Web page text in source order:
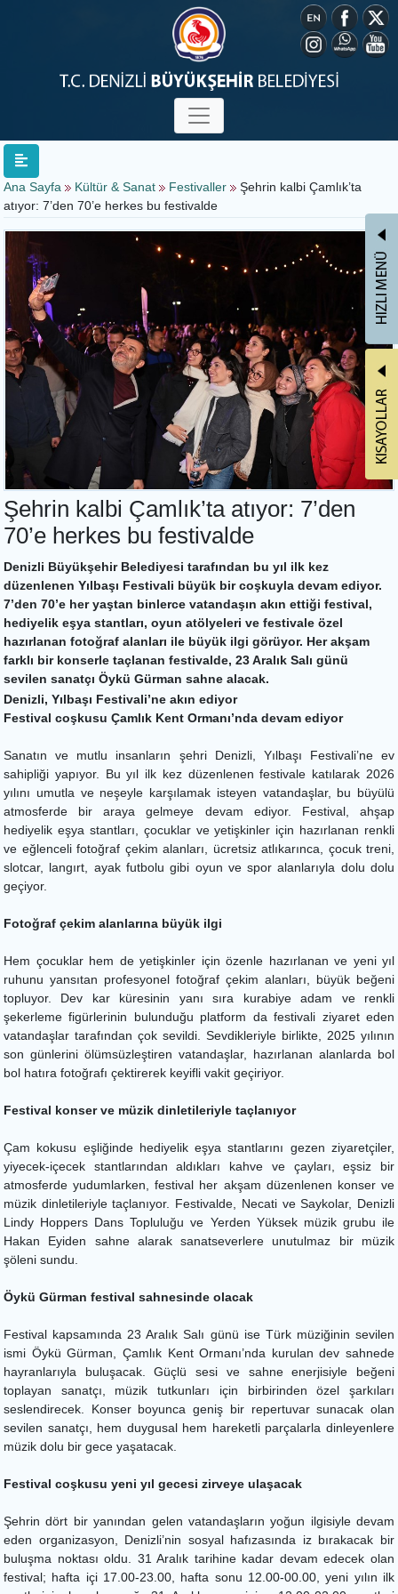
Ana Sayfa Kültür & Sanat Festivaller
Şehrin kalbi Çamlık’ta
atıyor: 7’den 70’e herkes bu festivalde
Şehrin kalbi Çamlık’ta atıyor: 7’den
70’e herkes bu festivalde
Denizli Büyükşehir Belediyesi tarafından bu yıl ilk kez
düzenlenen Yılbaşı Festivali büyük bir coşkuyla devam ediyor.
7’den 70’e her yaştan binlerce vatandaşın akın ettiği festival,
hediyelik eşya stantları, oyun atölyeleri ve festivale özel
hazırlanan fotoğraf alanları ile büyük ilgi görüyor. Her akşam
farklı bir konserle taçlanan festivalde, 23 Aralık Salı günü
sevilen sanatçı Öykü Gürman sahne alacak.
Denizli, Yılbaşı Festivali’ne akın ediyor
Festival coşkusu Çamlık Kent Ormanı’nda devam ediyor
Sanatın ve mutlu insanların şehri Denizli, Yılbaşı Festivali’ne ev
sahipliği yapıyor. Bu yıl ilk kez düzenlenen festivale katılarak 2026
yılını umutla ve neşeyle karşılamak isteyen vatandaşlar, bu büyülü
atmosferde bir araya gelmeye devam ediyor. Festival, ahşap
hediyelik eşya stantları, çocuklar ve yetişkinler için hazırlanan renkli
ve eğlenceli fotoğraf çekim alanları, ücretsiz atlıkarınca, çocuk treni,
slotcar, langırt, ayak futbolu gibi oyun ve spor alanlarıyla dolu dolu
geçiyor.
Fotoğraf çekim alanlarına büyük ilgi
Hem çocuklar hem de yetişkinler için özenle hazırlanan ve yeni yıl
ruhunu yansıtan profesyonel fotoğraf çekim alanları, büyük beğeni
topluyor. Dev kar küresinin yanı sıra kurabiye adam ve renkli
şekerleme figürlerinin bulunduğu platform da festivali ziyaret eden
vatandaşlar tarafından çok sevildi. Sevdikleriyle birlikte, 2025 yılının
son günlerini ölümsüzleştiren vatandaşlar, hazırlanan alanlarda bol
bol hatıra fotoğrafı çektirerek keyifli vakit geçiriyor.
Festival konser ve müzik dinletileriyle taçlanıyor
Çam kokusu eşliğinde hediyelik eşya stantlarını gezen ziyaretçiler,
yiyecek-içecek stantlarından aldıkları kahve ve çayları, eşsiz bir
atmosferde yudumlarken, festival her akşam düzenlenen konser ve
müzik dinletileriyle taçlanıyor. Festivalde, Necati ve Saykolar, Denizli
Lindy Hoppers Dans Topluluğu ve Yerden Yüksek müzik grubu ile
Hakan Eyiden sahne alarak sanatseverlere unutulmaz bir müzik
şöleni sundu.
Öykü Gürman festival sahnesinde olacak
Festival kapsamında 23 Aralık Salı günü ise Türk müziğinin sevilen
ismi Öykü Gürman, Çamlık Kent Ormanı’nda kurulan dev sahnede
hayranlarıyla buluşacak. Güçlü sesi ve sahne enerjisiyle beğeni
toplayan sanatçı, müzik tutkunları için birbirinden özel şarkıları
seslendirecek. Konser boyunca geniş bir repertuvar sunacak olan
sevilen sanatçı, hem duygusal hem hareketli parçalarla dinleyenlere
müzik dolu bir gece yaşatacak.
Festival coşkusu yeni yıl gecesi zirveye ulaşacak
Şehrin dört bir yanından gelen vatandaşların yoğun ilgisiyle devam
eden organizasyon, Denizli’nin sosyal hafızasında iz bırakacak bir
buluşma noktası oldu. 31 Aralık tarihine kadar devam edecek olan
festival; hafta içi 17.00-23.00, hafta sonu 12.00-00.00, yeni yılın ilk